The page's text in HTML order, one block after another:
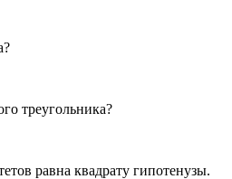
треугольника?
равна квадрату гипотенузы.